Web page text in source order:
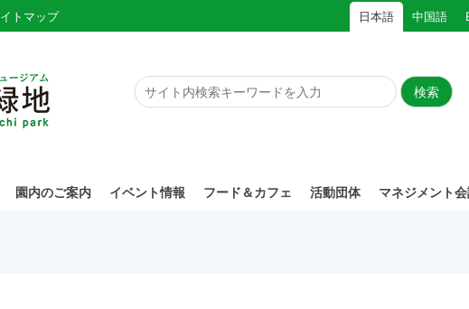
トマップ 日本語 中国語
園内のご案内 イベント情報 フード＆カフェ 活動団体 マネジメント